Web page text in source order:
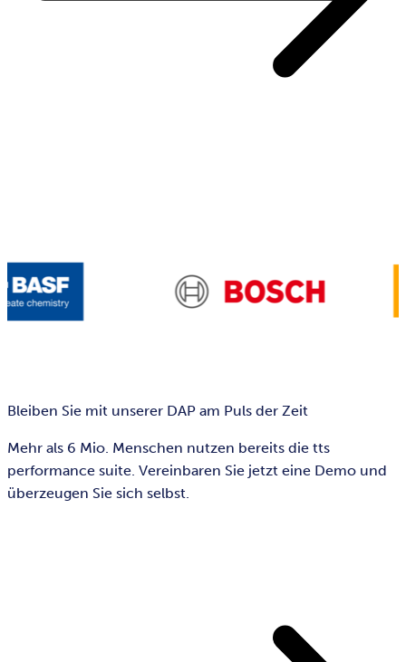
Bleiben Sie mit unserer DAP am Puls der Zeit
Mehr als 6 Mio. Menschen nutzen bereits die tts
performance suite. Vereinbaren Sie jetzt eine Demo und
überzeugen Sie sich selbst.